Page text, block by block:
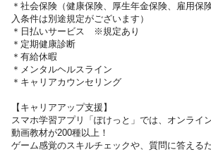
＊社会保険（健康保険、厚生年金保険、雇用
入条件は別途規定がございます）
＊日払いサービス ※規定あり
＊定期健康診断
＊有給休暇
＊メンタルヘルスライン
＊キャリアカウンセリング
【キャリアアップ支援】
スマホ学習アプリ「ぽけっと」では、オンライ
動画教材が200種以上！
ゲーム感覚のスキルチェックや、質問に答える